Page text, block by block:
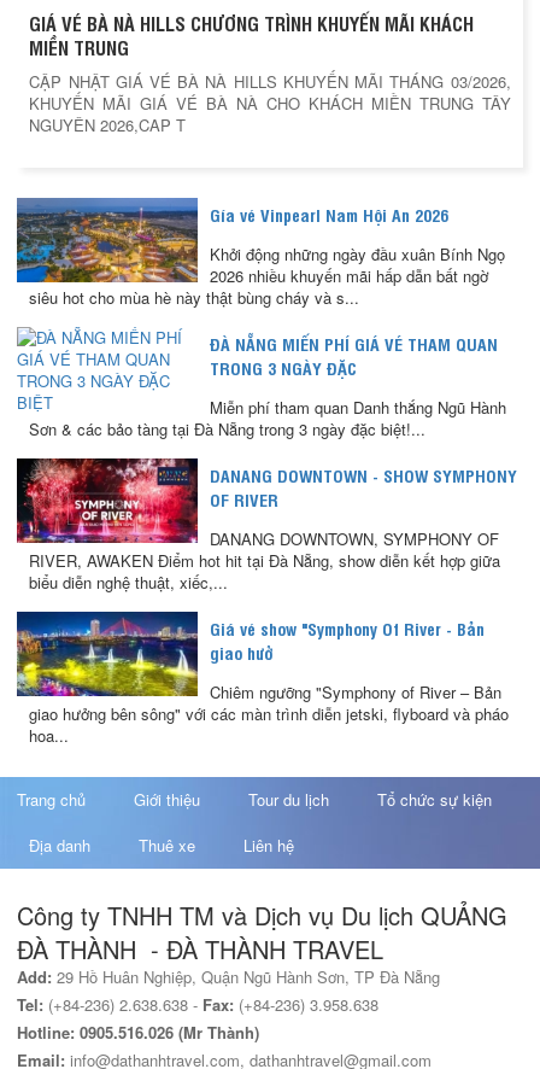
GIÁ VÉ BÀ NÀ HILLS CHƯƠNG TRÌNH KHUYẾN MÃI KHÁCH
MIỀN TRUNG
CẬP NHẬT GIÁ VÉ BÀ NÀ HILLS KHUYẾN MÃI THÁNG 03/2026,
KHUYẾN MÃI GIÁ VÉ BÀ NÀ CHO KHÁCH MIỀN TRUNG TÂY
NGUYÊN 2026,CAP T
Gía vé Vinpearl Nam Hội An 2026
Khởi động những ngày đầu xuân Bính Ngọ
2026 nhiều khuyến mãi hấp dẫn bất ngờ
siêu hot cho mùa hè này thật bùng cháy và s...
ĐÀ NẴNG MIẾN PHÍ GIÁ VÉ THAM QUAN
TRONG 3 NGÀY ĐẶC
Miễn phí tham quan Danh thắng Ngũ Hành
Sơn & các bảo tàng tại Đà Nẵng trong 3 ngày đặc biệt!...
DANANG DOWNTOWN - SHOW SYMPHONY
OF RIVER
DANANG DOWNTOWN, SYMPHONY OF
RIVER, AWAKEN Điểm hot hit tại Đà Nẵng, show diễn kết hợp giữa
biểu diễn nghệ thuật, xiếc,...
Giá vé show "Symphony Of River - Bản
giao hưở
Chiêm ngưỡng "Symphony of River – Bản
giao hưởng bên sông" với các màn trình diễn jetski, flyboard và pháo
hoa...
Trang chủ Giới thiệu Tour du lịch
Tổ chức sự kiện
Địa danh
Thuê xe Liên hệ
Công ty TNHH TM và Dịch vụ Du lịch QUẢNG
ĐÀ THÀNH - ĐÀ THÀNH TRAVEL
Add: 29 Hồ Huân Nghiệp, Quận Ngũ Hành Sơn, TP Đà Nẵng
Tel: (+84-236) 2.638.638 - Fax: (+84-236) 3.958.638
Hotline: 0905.516.026 (Mr Thành)
Email:info@dathanhtravel.com, dathanhtravel@gmail.com